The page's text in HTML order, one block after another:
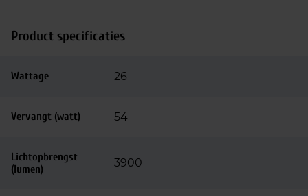
Product specificaties
Wattage 26
Vervangt (watt) 54
Lichtopbrengst
(lumen)
3900